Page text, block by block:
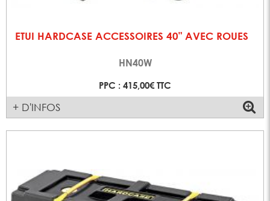
ETUI HARDCASE ACCESSOIRES 40" AVEC ROUES
HN40W
PPC : 415,00€ TTC
+ D'INFOS